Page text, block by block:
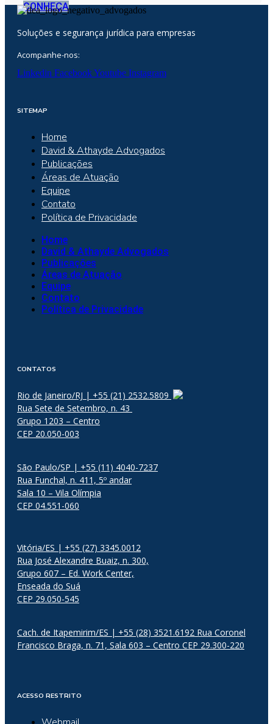
CONHEÇA
Soluções e segurança jurídica para empresas
Acompanhe-nos:
Linkedin FacebookYoutube Instagram
SITEMAP
Home
David & Athayde Advogados
Publicações
Áreas de Atuação
Equipe
Contato
Política de Privacidade
Home
David & Athayde Advogados
Publicações
Áreas de Atuação
Equipe
Contato
Política de Privacidade
CONTATOS
Rio de Janeiro/RJ | +55 (21) 2532.5809
Rua Sete de Setembro, n. 43
Grupo 1203 – Centro
CEP 20.050-003
São Paulo/SP | +55 (11) 4040-7237
Rua Funchal, n. 411, 5º andar
Sala 10 – Vila Olímpia
CEP 04.551-060
Vitória/ES | +55 (27) 3345.0012
Rua José Alexandre Buaiz, n. 300,
Grupo 607 – Ed. Work Center,
Enseada do Suá
CEP 29.050-545
Cach. de Itapemirim/ES | +55 (28) 3521.6192 Rua Coronel
Francisco Braga, n. 71, Sala 603 – Centro CEP 29.300-220
ACESSO RESTRITO